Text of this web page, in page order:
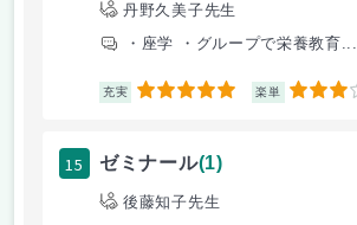
丹野久美子先生
・座学 ・グループで栄養教育...
充実 5 楽単 3
15 ゼミナール(1)
後藤知子先生